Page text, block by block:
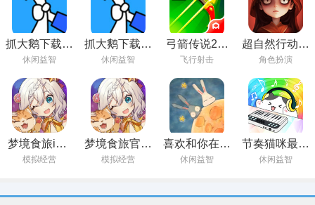
抓大鹅下载最
新版
休闲益智
抓大鹅下载正
版
休闲益智
弓箭传说2官
方正版
飞行射击
超自然行动组
官方版
角色扮演
梦境食旅iOS
版
模拟经营
梦境食旅官方
版
模拟经营
喜欢和你在一
起官方版
休闲益智
节奏猫咪最新
版
休闲益智